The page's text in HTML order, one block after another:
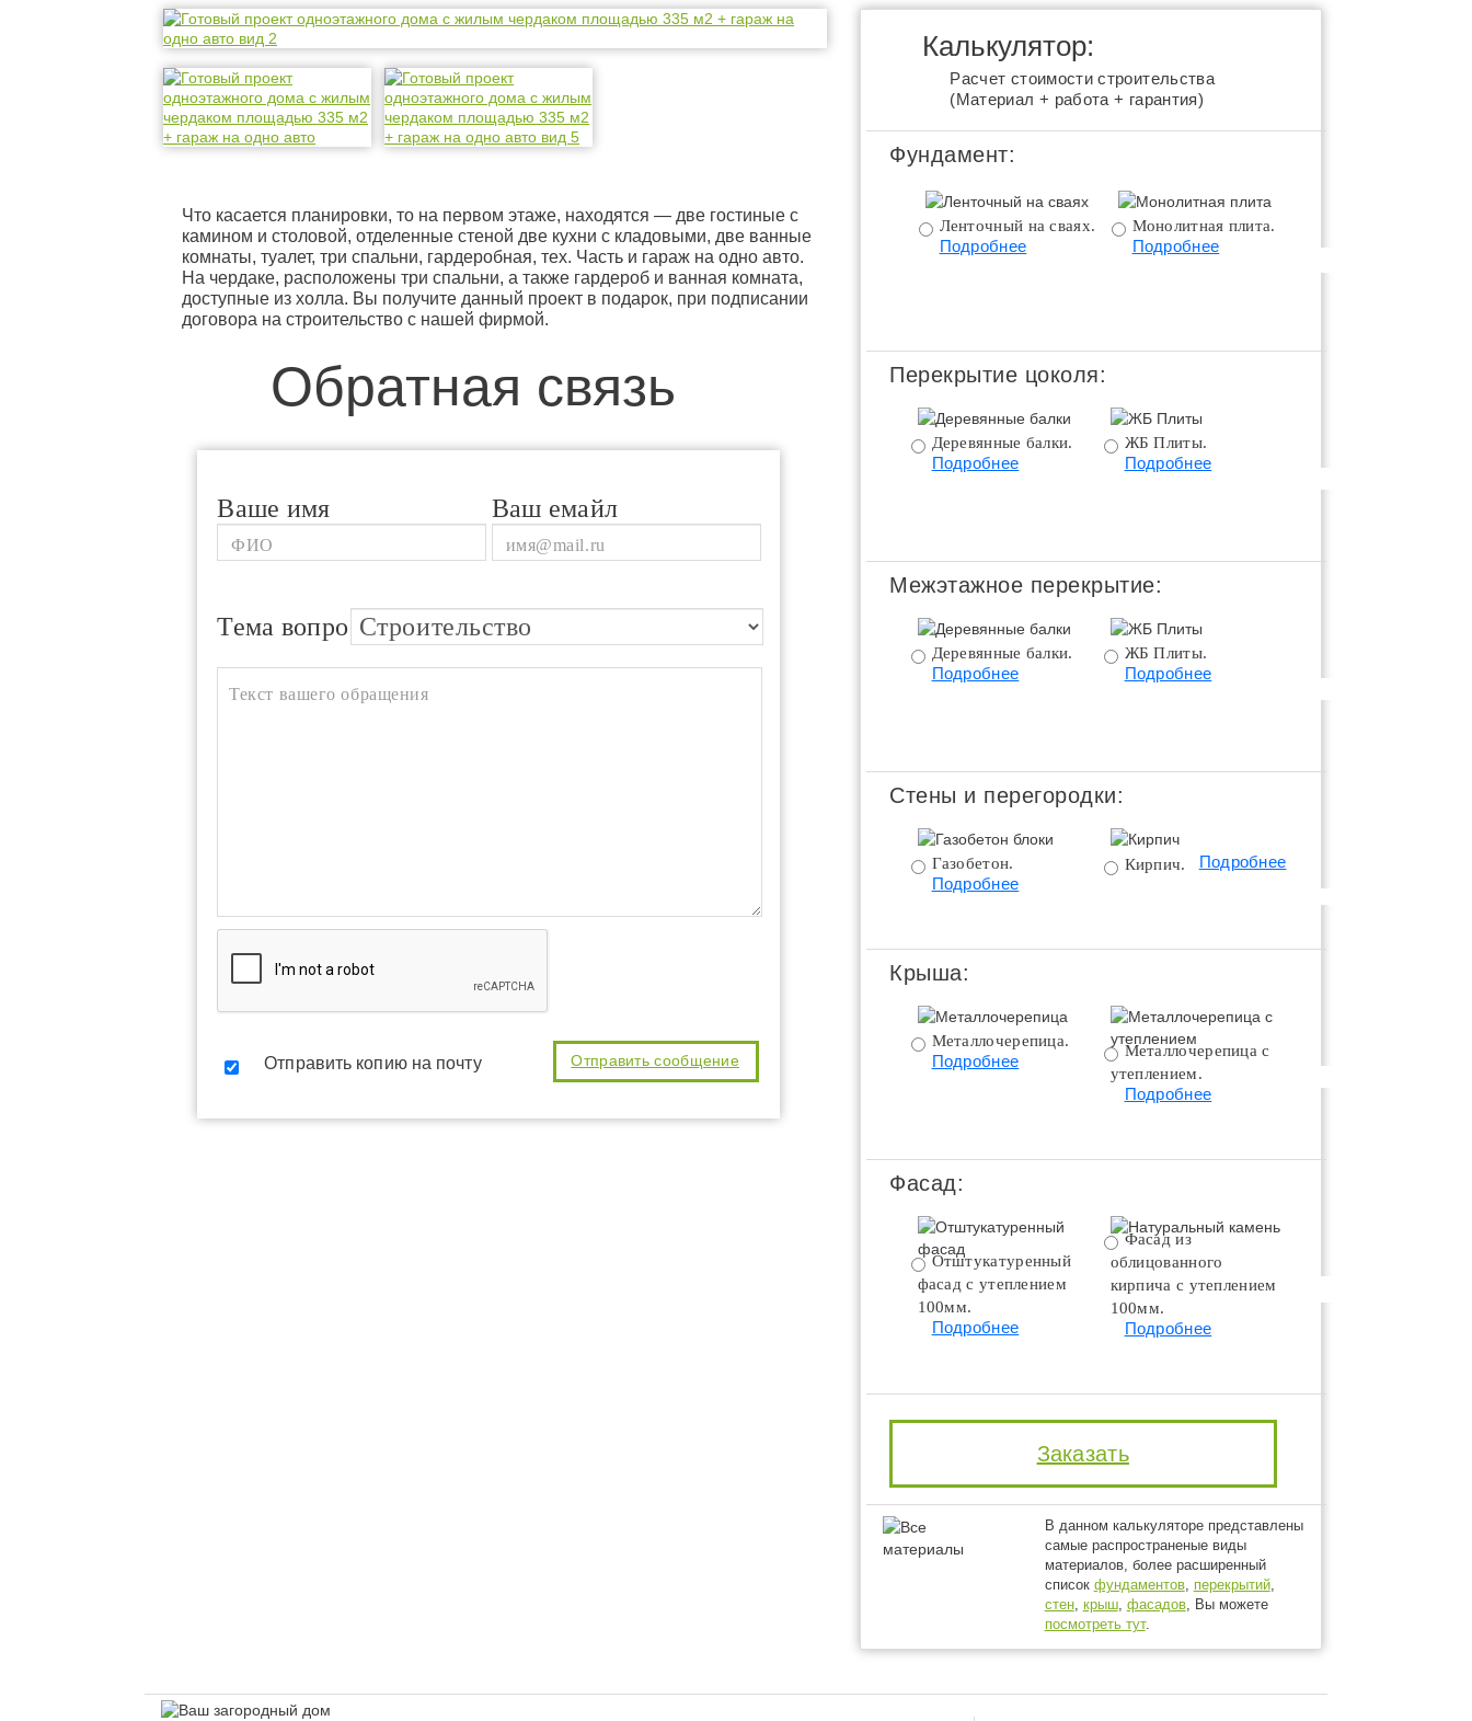
Что касается планировки, то на первом этаже, находятся — две гостиные с
камином и столовой, отделенные стеной две кухни с кладовыми, две ванные
комнаты, туалет, три спальни, гардеробная, тех. Часть и гараж на одно авто.
На чердаке, расположены три спальни, а также гардероб и ванная комната,
доступные из холла. Вы получите данный проект в подарок, при подписании
договора на строительство с нашей фирмой.
Обратная связь
Ваше имя Ваш емайл
Тема вопроса
Отправить копию на почту
Калькулятор:
Расчет стоимости строительства
(Материал + работа + гарантия)
Фундамент:
Ленточный на сваях.
Подробнее
Монолитная плита.
Подробнее
Подробнее
Перекрытие цоколя:
Деревянные балки.
Подробнее
ЖБ Плиты.
Подробнее
Подробнее
Межэтажное перекрытие:
Деревянные балки.
Подробнее
ЖБ Плиты.
Подробнее
Подробнее
Стены и перегородки:
Газобетон.
Подробнее
Кирпич. Подробнее
Крыша:
Металлочерепица.
Подробнее
Металлочерепица с
утеплением.
Подробнее Подробнее
Фасад:
Отштукатуренный
фасад с утеплением
100мм.
Подробнее
Фасад из
облицованного
кирпича с утеплением
100мм.
Подробнее
Заказать
В данном калькуляторе представлены
самые распространеные виды
материалов, более расширенный
список фундаментов, перекрытий,
стен, крыш, фасадов, Вы можете
посмотреть тут.